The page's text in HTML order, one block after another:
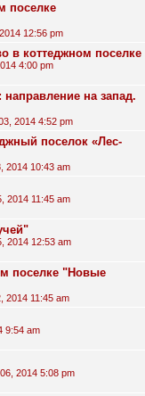
поселке
12:56 pm
в коттеджном поселке
4:00 pm
на запад.
2014 4:52 pm
поселок «Лес-
2014 10:43 am
2014 11:45 am
2014 12:53 am
поселке "Новые
2014 11:45 am
9:54 am
2014 5:08 pm